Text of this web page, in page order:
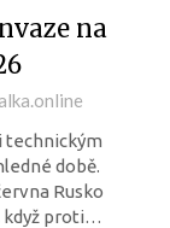
na
technickým
době.
Rusko
když proti…